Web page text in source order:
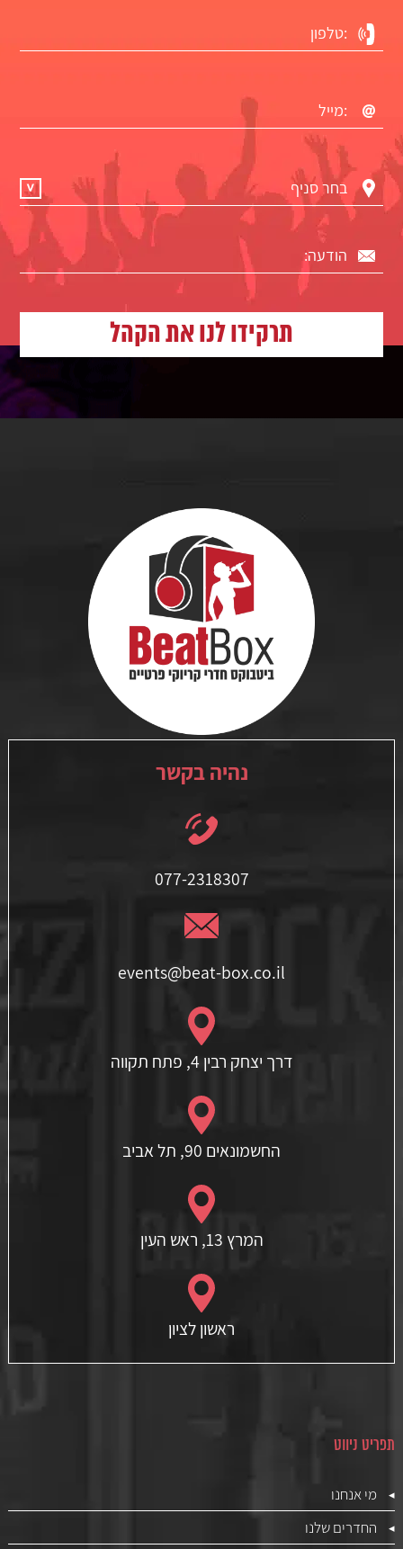
נהיה בקשר
077-2318307
events@beat-box.co.il
דרך יצחק רבין 4, פתח תקווה
החשמונאים 90, תל אביב
המרץ 13, ראש העין
ראשון לציון
תפריט ניווט
מי אנחנו
החדרים שלנו